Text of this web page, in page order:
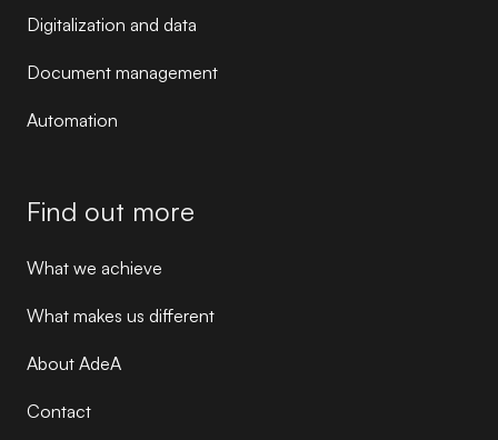
Digitalization and data
Document management
Automation
Find out more
What we achieve
What makes us different
About AdeA
Contact